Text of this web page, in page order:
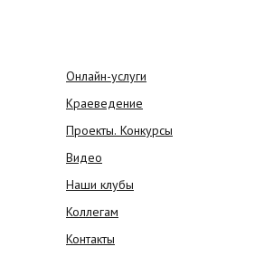
Онлайн-услуги
Краеведение
Проекты. Конкурсы
Видео
Наши клубы
Коллегам
Контакты